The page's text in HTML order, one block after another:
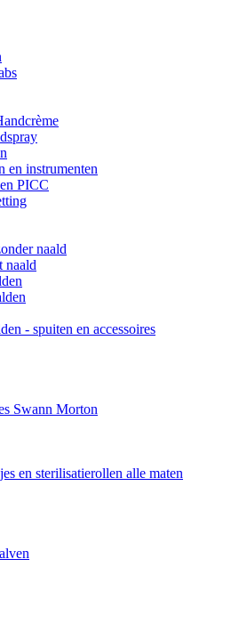
en instrumenten
PICC
naald
naald
- spuiten en accessoires
Swann Morton
en sterilisatierollen alle maten